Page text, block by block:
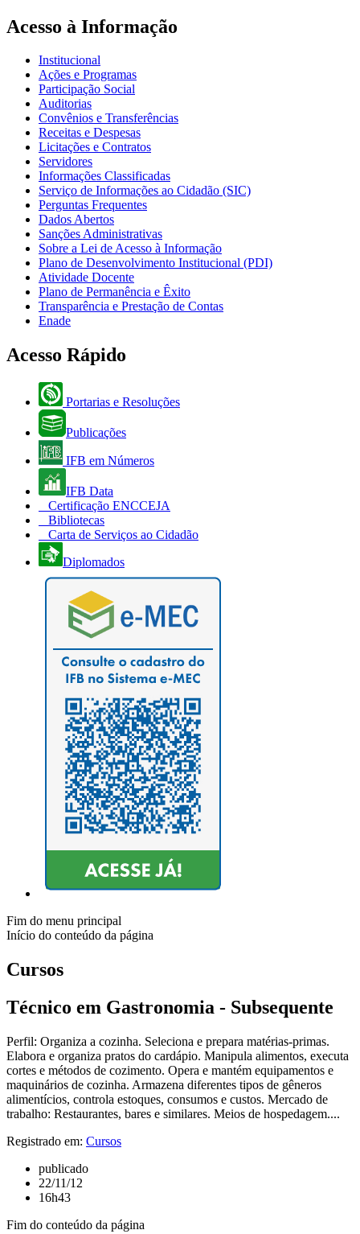
Acesso à Informação
Institucional
Ações e Programas
Participação Social
Auditorias
Convênios e Transferências
Receitas e Despesas
Licitações e Contratos
Servidores
Informações Classificadas
Serviço de Informações ao Cidadão (SIC)
Perguntas Frequentes
Dados Abertos
Sanções Administrativas
Sobre a Lei de Acesso à Informação
Plano de Desenvolvimento Institucional (PDI)
Atividade Docente
Plano de Permanência e Êxito
Transparência e Prestação de Contas
Enade
Acesso Rápido
Portarias e Resoluções
Publicações
IFB em Números
IFB Data
Certificação ENCCEJA
Bibliotecas
Carta de Serviços ao Cidadão
Diplomados
Fim do menu principal
Início do conteúdo da página
Cursos
Técnico em Gastronomia - Subsequente
Perfil: Organiza a cozinha. Seleciona e prepara matérias-primas.
Elabora e organiza pratos do cardápio. Manipula alimentos, executa
cortes e métodos de cozimento. Opera e mantém equipamentos e
maquinários de cozinha. Armazena diferentes tipos de gêneros
alimentícios, controla estoques, consumos e custos. Mercado de
trabalho: Restaurantes, bares e similares. Meios de hospedagem....
Registrado em: Cursos
publicado
22/11/12
16h43
Fim do conteúdo da página